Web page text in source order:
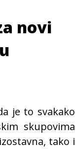
novi
je to svakako
skupovima
tako i